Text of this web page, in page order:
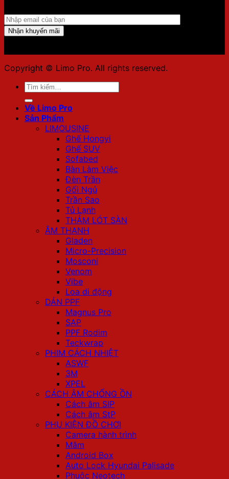
Copyright © Limo Pro. All rights reserved.
Tìm
Về Limo Pro
Sản Phẩm
LIMOUSINE
Ghế Hongyi
Ghế SUV
Sofabed
Bàn Làm Việc
Đèn Trần
Gối Ngủ
Trần Sao
Tủ Lạnh
THẢM LÓT SÀN
ÂM THANH
Gladen
Micro-Precision
Mosconi
Venom
Vibe
Loa di động
DÁN PPF
Magnus Pro
SAP
PPF Rodim
Teckwrap
PHIM CÁCH NHIỆT
ASWF
3M
XPEL
CÁCH ÂM CHỐNG ỒN
Cách âm SIP
Cách âm StP
PHỤ KIỆN ĐỒ CHƠI
Camera hành trình
Mâm
Android Box
Auto Lock Hyundai Palisade
Phuộc Neotech